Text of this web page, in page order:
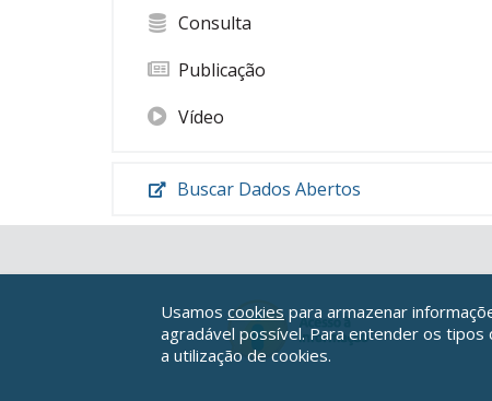
Consulta
Publicação
Vídeo
Buscar Dados Abertos
Usamos cookies para armazenar
agradável possível. Para entender os tipos
a utilização de cookies.